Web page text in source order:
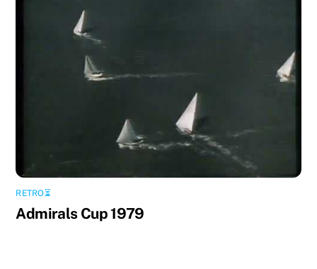
RETRO⏳
Admirals Cup 1979